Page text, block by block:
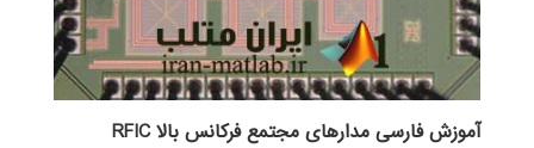
آموزش فارسی مدارهای مجتمع فرکانس بالا RFIC